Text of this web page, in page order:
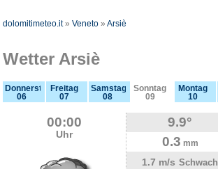
dolomitimeteo.it»Veneto »Arsiè
Wetter Arsiè
Donnerstag
06
Freitag
07
Samstag
08
Sonntag
09
Montag
10
00:00
Uhr
9.9°
0.3 mm
1.7 m/s Schwach